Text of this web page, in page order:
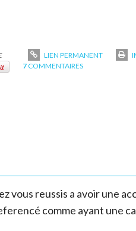
LIEN PERMANENT
7 COMMENTAIRES
vous reussis a avoir une
comme ayant une